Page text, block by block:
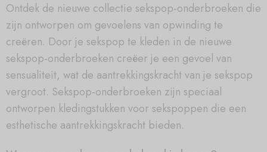
Ontdek de nieuwe collectie sekspop-onderbroeken die
zijn ontworpen om gevoelens van opwinding te
creëren. Door je sekspop te kleden in de nieuwe
sekspop-onderbroeken creëer je een gevoel van
sensualiteit, wat de aantrekkingskracht van je sekspop
vergroot. Sekspop-onderbroeken zijn speciaal
ontworpen kledingstukken voor sekspoppen die een
esthetische aantrekkingskracht bieden.